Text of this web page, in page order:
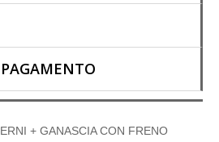
+ GANASCIA CON FRENO